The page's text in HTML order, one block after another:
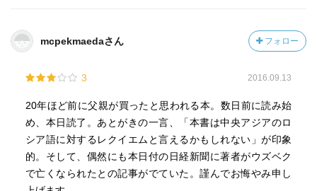
mcpekmaedaさん フォロー
3 2016.09.13
20年ほど前に父親が買ったと思われる本。数日前に読み始
め、本日読了。あとがきの一言、「本書は中央アジアのロ
シア語に対するレクイエムと言えるかもしれない」が印象
的。そして、偶然にも本日付の日経新聞に著者がウズベク
で亡くなられたとの記事がでていた。謹んでお悔やみ申し